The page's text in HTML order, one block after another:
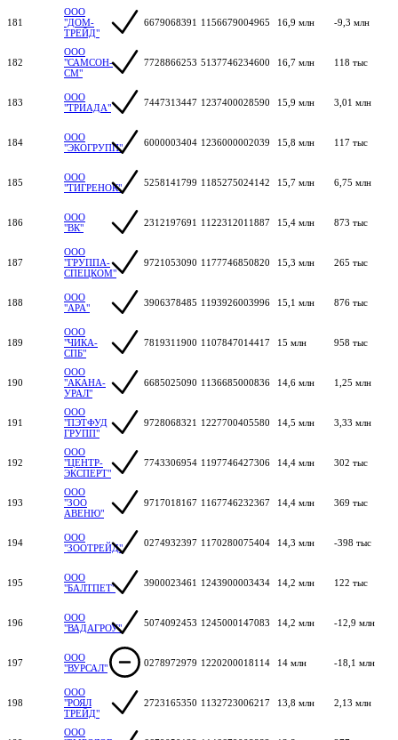
181
ООО
"ДОМ-
ТРЕЙД"
6679068391 1156679004965 16,9 млн -9,3 млн
182
ООО
"САМСОН-
СМ"
7728866253 5137746234600 16,7 млн 118 тыс
183
ООО
"ТРИАДА"
7447313447 1237400028590 15,9 млн 3,01 млн
184
ООО
"ЭКОГРУПП"
6000003404 1236000002039 15,8 млн 117 тыс
185
ООО
"ТИГРЕНОК"
5258141799 1185275024142 15,7 млн 6,75 млн
186
ООО
"ВК"
2312197691 1122312011887 15,4 млн 873 тыс
187
ООО
"ГРУППА-
СПЕЦКОМ"
9721053090 1177746850820 15,3 млн 265 тыс
188
ООО
"АРА"
3906378485 1193926003996 15,1 млн 876 тыс
189
ООО
"ЧИКА-
СПБ"
7819311900 1107847014417 15 млн 958 тыс
190
ООО
"АКАНА-
УРАЛ"
6685025090 1136685000836 14,6 млн 1,25 млн
191
ООО
"ПЭТФУД
ГРУПП"
9728068321 1227700405580 14,5 млн 3,33 млн
192
ООО
"ЦЕНТР-
ЭКСПЕРТ"
7743306954 1197746427306 14,4 млн 302 тыс
193
ООО
"ЗОО
АВЕНЮ"
9717018167 1167746232367 14,4 млн 369 тыс
194
ООО
"ЗООТРЕЙД"
0274932397 1170280075404 14,3 млн -398 тыс
195
ООО
"БАЛТПЕТ"
3900023461 1243900003434 14,2 млн 122 тыс
196
ООО
"ВАДАГРОУ"
5074092453 1245000147083 14,2 млн -12,9 млн
197
ООО
"ВУРСАЛ"
0278972979 1220200018114 14 млн -18,1 млн
198
ООО
"РОЯЛ
ТРЕЙД"
2723165350 1132723006217 13,8 млн 2,13 млн
ООО